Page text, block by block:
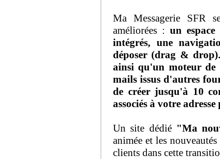
Ma Messagerie SFR
améliorées : un
intégrés, une
déposer (drag &
ainsi qu'un moteur de
mails issus d'autres
de créer jusqu'à 10
associés à votre
Un site dédié "Ma
animée et les
clients dans cette